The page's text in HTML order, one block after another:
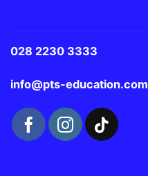
028 2230 3333
info@pts-education.com